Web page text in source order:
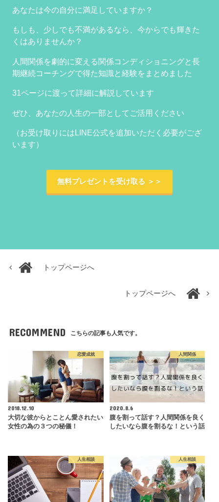
あなたは今の自分に満足していますか？
もしも、少しでも不満があるなら、今からでも輝きた
くはありませんか？
人間関係を劇的に変える関係コンディショニングと長
期継続コーチングで得た知識と経験をまとめました
31ページに渡って詳細に解説しています
ぜひ、あなたの人生の一部としてご活用ください
（お受け取りにはLINE公式を追加いただく必要がござ
います）
無料プレゼントを受け取る ＞＞
トップページへ
トップページへ
RECOMMEND こちらの記事も人気です。
恋愛成就
2018.12.10
大切な彼からとことん愛されたい
女性の為の３つの秘儀！
人間関係
2020.8.6
腹を割って話す？人間関係を良く
したいなら腹を割るな！という話
人生相談 人生相談